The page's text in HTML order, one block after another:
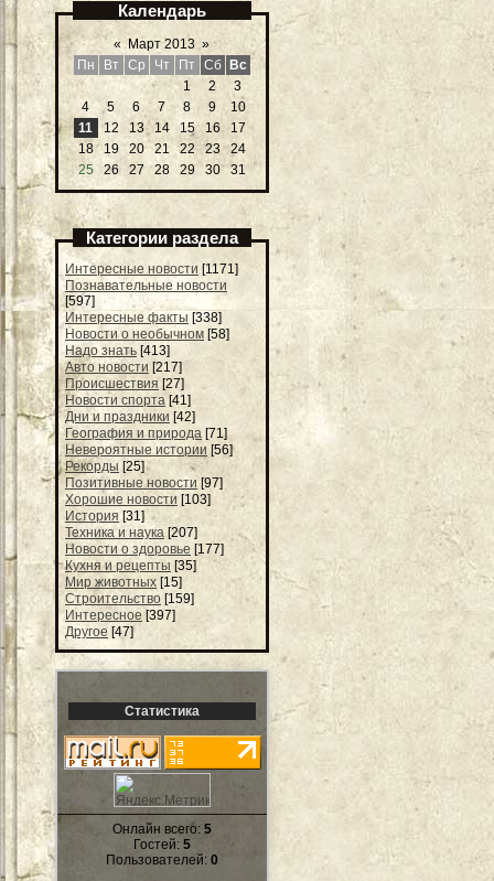
Календарь
« Март 2013 »
Пн
Вт Ср Чт Пт Сб
Вс
1
2
3
4
5 6 7 8 9
10
11
12 13 14 15 16
17
18
19 20 21 22 23
24
25
26 27 28 29 30 31
Категории раздела
Интересные новости [1171]
Познавательные новости
[597]
Интересные факты [338]
Новости о необычном [58]
Надо знать [413]
Авто новости [217]
Происшествия [27]
Новости спорта [41]
Дни и праздники [42]
География и природа [71]
Невероятные истории [56]
Рекорды [25]
Позитивные новости [97]
Хорошие новости [103]
История [31]
Техника и наука [207]
Новости о здоровье [177]
Кухня и рецепты [35]
Мир животных [15]
Строительство [159]
Интересное [397]
Другое [47]
Статистика
Онлайн всего: 5
Гостей: 5
Пользователей: 0